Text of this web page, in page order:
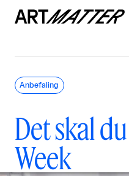
Det skal
Week
Anbefaling